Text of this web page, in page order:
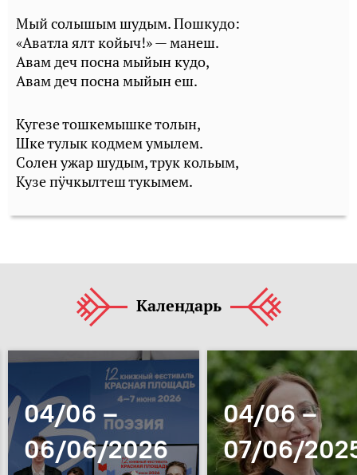
Мый солышым шудым. Пошкудо:
«Аватла ялт койыч!» — манеш.
Авам деч посна мыйын кудо,
Авам деч посна мыйын еш.
Кугезе тошкемышке толын,
Шке тулык кодмем умылем.
Солен ужар шудым, трук кольым,
Кузе пӱчкылтеш тукымем.
Календарь
04/06 –
06/06/2026
04/06 –
07/06/